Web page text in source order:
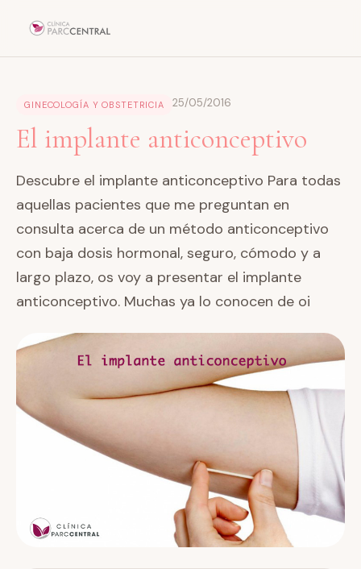
GINECOLOGÍA Y OBSTETRICIA 25/05/2016
El implante anticonceptivo
Descubre el implante anticonceptivo Para todas
aquellas pacientes que me preguntan en
consulta acerca de un método anticonceptivo
con baja dosis hormonal, seguro, cómodo y a
largo plazo, os voy a presentar el implante
anticonceptivo. Muchas ya lo conocen de oi